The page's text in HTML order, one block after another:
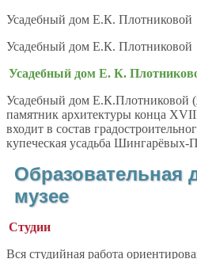
Усадебный дом Е.К. Плотниковой
Усадебный дом Е.К. Плотниковой
Усадебный дом Е. К.
Усадебный дом Е.К.Плотниковой
памятник архитектуры конца
входит в состав
купеческая усадьба Шингарёвых-
Образовательная
музее
Студии
Вся студийная работа